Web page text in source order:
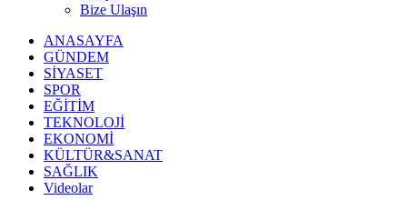
Bize Ulaşın
ANASAYFA
GÜNDEM
SİYASET
SPOR
EĞİTİM
TEKNOLOJİ
EKONOMİ
KÜLTÜR&SANAT
SAĞLIK
Videolar